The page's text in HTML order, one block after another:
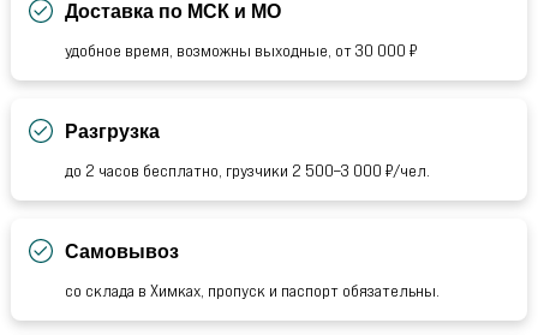
Доставка по МСК и МО
удобное время, возможны выходные, от 30 000 ₽
Разгрузка
до 2 часов бесплатно, грузчики 2 500–3 000 ₽/чел.
Самовывоз
со склада в Химках, пропуск и паспорт обязательны.